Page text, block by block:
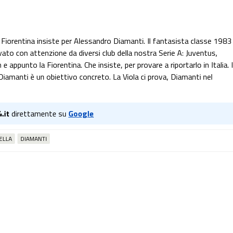
insiste per Alessandro Diamanti. Il fantasista classe 1983
con attenzione da diversi club della nostra Serie A: Juventus,
appunto la Fiorentina. Che insiste, per provare a riportarlo in Italia. I
è un obiettivo concreto. La Viola ci prova, Diamanti nel
direttamente su Google
DIAMANTI